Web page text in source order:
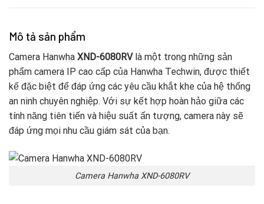
Mô tả sản phẩm
Camera Hanwha XND-6080RVlà một trong những sản
phẩm camera IP cao cấp của Hanwha Techwin, được thiết
kế đặc biệt để đáp ứng các yêu cầu khắt khe của hệ thống
an ninh chuyên nghiệp. Với sự kết hợp hoàn hảo giữa các
tính năng tiên tiến và hiệu suất ấn tượng, camera này sẽ
đáp ứng mọi nhu cầu giám sát của bạn.
Camera Hanwha XND-6080RV